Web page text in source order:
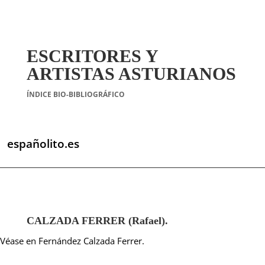
ESCRITORES Y
ARTISTAS ASTURIANOS
ÍNDICE BIO-BIBLIOGRÁFICO
españolito.es
CALZADA FERRER (Rafael).
Véase en Fernández Calzada Ferrer.